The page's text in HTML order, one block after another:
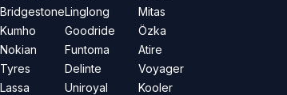
Bridgestone
Kumho
Nokian
Tyres
Lassa
Linglong
Goodride
Funtoma
Delinte
Uniroyal
Mitas
Özka
Atire
Voyager
Kooler